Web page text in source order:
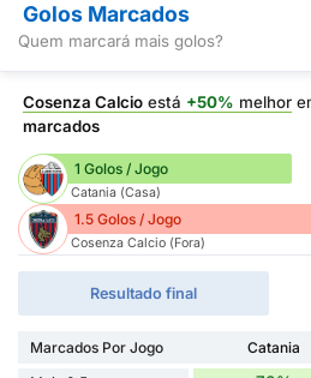
Golos Marcados
Quem marcará mais golos?
Cosenza Calcio está +50% melhor
marcados
1 Golos / Jogo
Catania (Casa)
1.5 Golos / Jogo
Cosenza Calcio (Fora)
Resultado final
Marcados Por Jogo Catania